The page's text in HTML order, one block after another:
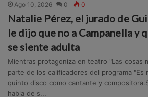
Ago 10, 2026 0 0
Natalie Pérez, el jurado de
le dijo que no a Campanella y
se siente adulta
Mientras protagoniza en teatro "Las cosas
parte de los calificadores del programa "Es
quinto disco como cantante y
habla de s...